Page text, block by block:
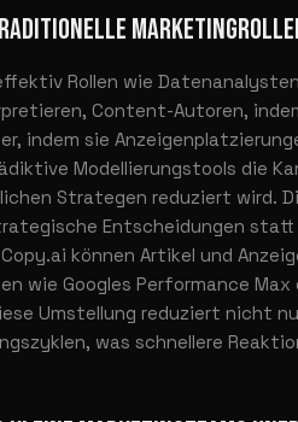
Rollen wie
Content-Autoren,
indem sie
Modellierungstools die
Strategen reduziert wird.
Entscheidungen
können Artikel und
wie Googles Performance
Umstellung reduziert nicht
was schnellere